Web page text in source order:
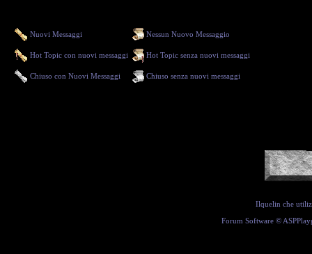
Nuovi Messaggi Nessun Nuovo Messaggio
Hot Topic con nuovi messaggi Hot Topic senza nuovi messaggi
Chiuso con Nuovi Messaggi Chiuso senza nuovi messaggi
Ilquelin che
Forum Software ©